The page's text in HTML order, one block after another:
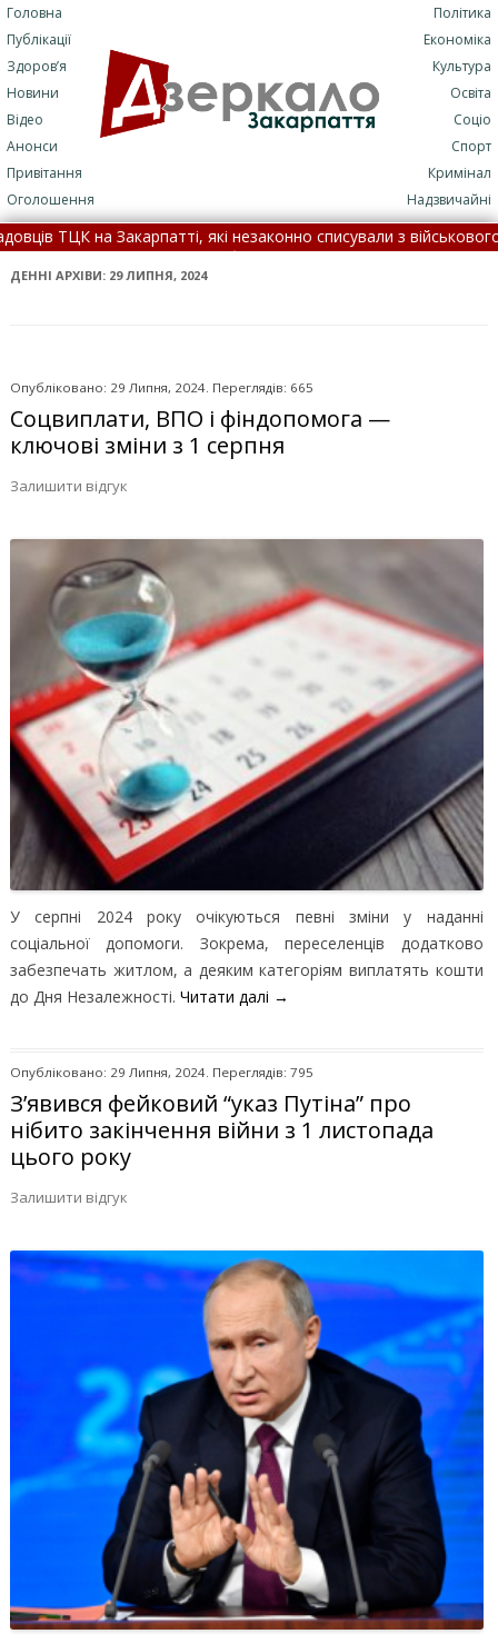
Головна
Публікації
Здоров’я
Новини
Відео
Анонси
Привітання
Оголошення
Політика
Економіка
Культура
Освіта
Соціо
Спорт
Кримінал
Надзвичайні
які незаконно списували з військового обліку чоловіків •
подробиці трагедії (+ФОТО)• 7 серпня: це цікаво знати •
ДЕННІ АРХІВИ: 29 ЛИПНЯ, 2024
Опубліковано: 29 Липня, 2024. Переглядів: 665
Соцвиплати, ВПО і фіндопомога —
ключові зміни з 1 серпня
Залишити відгук
У серпні 2024 року очікуються певні зміни у наданні
соціальної допомоги. Зокрема, переселенців додатково
забезпечать житлом, а деяким категоріям виплатять кошти
до Дня Незалежності. Читати далі →
Опубліковано: 29 Липня, 2024. Переглядів: 795
З’явився фейковий “указ Путіна” про
нібито закінчення війни з 1 листопада
цього року
Залишити відгук